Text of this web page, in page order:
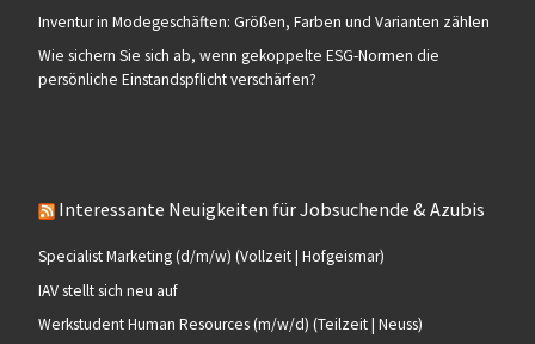
Inventur in Modegeschäften: Größen, Farben und Varianten zählen
Wie sichern Sie sich ab, wenn gekoppelte ESG-Normen die
persönliche Einstandspflicht verschärfen?
Interessante Neuigkeiten für Jobsuchende & Azubis
Specialist Marketing (d/m/w) (Vollzeit | Hofgeismar)
IAV stellt sich neu auf
Werkstudent Human Resources (m/w/d) (Teilzeit | Neuss)